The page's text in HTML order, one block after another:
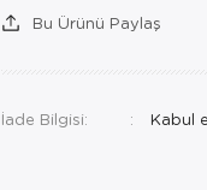
Bu Ürünü Paylaş
İade Bilgisi: